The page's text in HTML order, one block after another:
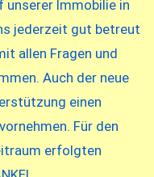
unserer Immobilie in
jederzeit gut betreut
allen Fragen und
Auch der neue
einen
Für den
erfolgten